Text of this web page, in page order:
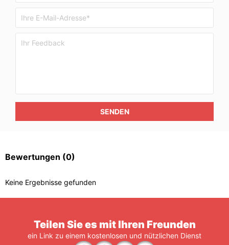
SENDEN
Bewertungen (0)
Keine Ergebnisse gefunden
Teilen Sie es mit Ihren Freunden
ein Link zu einem kostenlosen und nützlichen Dienst